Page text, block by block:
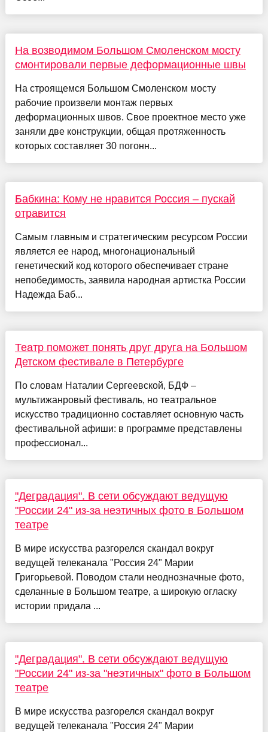
На возводимом Большом Смоленском мосту
смонтировали первые деформационные швы
На строящемся Большом Смоленском мосту
рабочие произвели монтаж первых
деформационных швов. Свое проектное место уже
заняли две конструкции, общая протяженность
которых составляет 30 погонн...
Бабкина: Кому не нравится Россия – пускай
отравится
Самым главным и стратегическим ресурсом России
является ее народ, многонациональный
генетический код которого обеспечивает стране
непобедимость, заявила народная артистка России
Надежда Баб...
Театр поможет понять друг друга на Большом
Детском фестивале в Петербурге
По словам Наталии Сергеевской, БДФ –
мультижанровый фестиваль, но театральное
искусство традиционно составляет основную часть
фестивальной афиши: в программе представлены
профессионал...
"Деградация". В сети обсуждают ведущую
"России 24" из-за неэтичных фото в Большом
театре
В мире искусства разгорелся скандал вокруг
ведущей телеканала "Россия 24" Марии
Григорьевой. Поводом стали неоднозначные фото,
сделанные в Большом театре, а широкую огласку
истории придала ...
"Деградация". В сети обсуждают ведущую
"России 24" из-за "неэтичных" фото в Большом
театре
В мире искусства разгорелся скандал вокруг
ведущей телеканала "Россия 24" Марии